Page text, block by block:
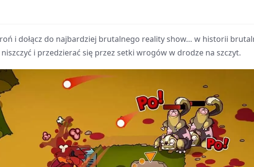
i dołącz do najbardziej brutalnego reality show… w historii
i przedzierać się przez setki wrogów w drodze na szczyt.